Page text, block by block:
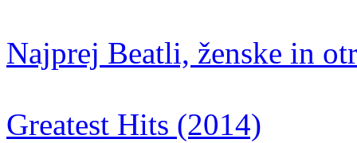
Najprej Beatli, ženske in
Greatest Hits (2014)